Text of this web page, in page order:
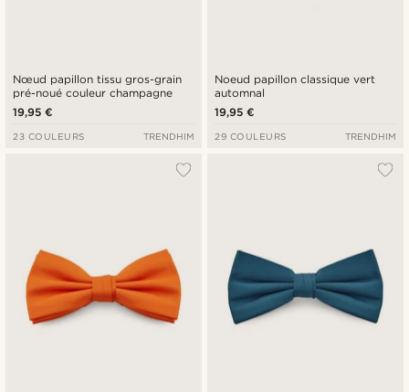
Nœud papillon tissu gros-grain
pré-noué couleur champagne
19,95 €
23 COULEURS TRENDHIM
Noeud papillon classique vert
automnal
19,95 €
29 COULEURS TRENDHIM